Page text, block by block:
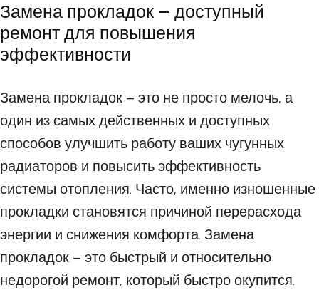
Замена прокладок – доступный
ремонт для повышения
эффективности
Замена прокладок – это не просто мелочь, а
один из самых действенных и доступных
способов улучшить работу ваших чугунных
радиаторов и повысить эффективность
системы отопления. Часто, именно изношенные
прокладки становятся причиной перерасхода
энергии и снижения комфорта. Замена
прокладок – это быстрый и относительно
недорогой ремонт, который быстро окупится.